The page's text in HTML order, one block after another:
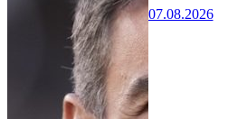
07.08.2026